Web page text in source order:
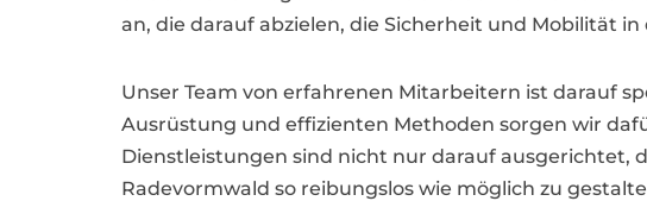
an, die darauf abzielen, die Sicherheit und Mobilität
Unser Team von erfahrenen Mitarbeitern ist darauf
Ausrüstung und effizienten Methoden sorgen wir
Dienstleistungen sind nicht nur darauf ausgerichtet,
Radevormwald so reibungslos wie möglich zu